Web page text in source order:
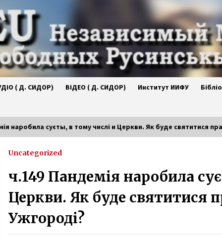
( Д. СИДОР) ВІДЕО ( Д. СИДОР) Институт ИИФУ
націоналізма у середині ХІХ
столітіяи подвижництво А.
Духновича – Валерій Падяк. 15
юлія 2023
2 года ago
конференція є доказом
наробила суєты, в тому числі и Церкви. Як буде святитися
Uncategorized
ч.149 Пандемія наробила
Церкви. Як буде святитися
Ужгороді?